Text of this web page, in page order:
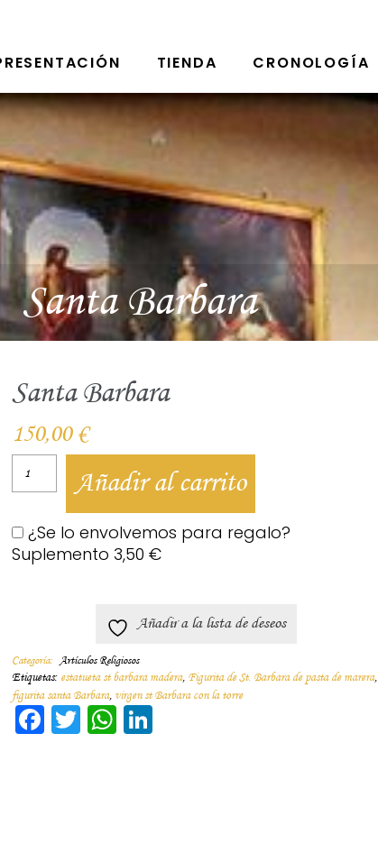
TIENDA CRONOLOGÍA
Santa Barbara
Santa Barbara
150,00 €
Añadir al carrito
¿Se lo envolvemos para regalo?
Suplemento 3,50 €
Añadir a la lista de deseos
Categoría: Artículos Religiosos
Etiquetas: estatueta st barbara madera, Figurita de St. Barbara de pasta de marera,
figurita santa Barbara, virgen st Barbara con la torre
Facebook
TwitterWhatsApp